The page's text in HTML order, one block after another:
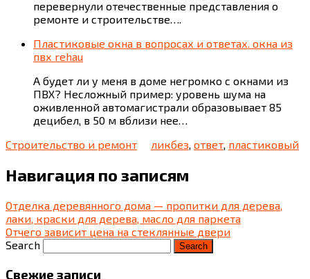
перевернули отечественные представления о
ремонте и строительстве….
Пластиковые окна в вопросах и ответах. окна из
пвх rehau
А будет ли у меня в доме негромко с окнами из
ПВХ? Несложный пример: уровень шума на
оживленной автомагистрали образовывает 85
децибел, в 50 м вблизи нее…
Строительство и ремонт
ликбез, ответ, пластиковый
Навигация по записям
Отделка деревянного дома — пропитки для дерева,
лаки, краски для дерева, масло для паркета
Отчего зависит цена на стеклянные двери
Search
Свежие записи